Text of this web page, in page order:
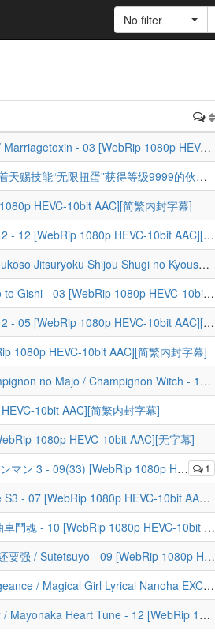
No filter
[LoliHouse] 婚姻剧毒 / 婚姻劇毒 / マリッジトキシン / Marriagetoxin - 03 [WebRip 1080p HEVC-10bit AAC][简繁内封字幕]
[LoliHouse] 差点在迷宫深处被信任的伙伴杀掉，但靠着天赐技能“无限扭蛋”获得等级9999的伙伴 / Mugen Gacha [01-12 合集][WebRip 1080p HEVC-10bit AAC][简繁内封字幕][Fin]
HEVC-10bit AAC][简繁内封字幕]
[LoliHouse] 异世界悠闲农家 2 / Isekai Nonbiri Nouka 2 - 12 [WebRip 1080p HEVC-10bit AAC][简繁内封字幕][END]
[LoliHouse] 欢迎来到实力至上主义的教室 第四季 / Youkoso Jitsuryoku Shijou Shugi no Kyoushitsu e S4 - 14 [WebRip 1080p HEVC-10bit AAC][简繁内封字幕]
[LoliHouse] 不虐待我的继母与继姐 / Ibitte Konai Gibo to Gishi - 03 [WebRip 1080p HEVC-10bit AAC][简繁内封字幕]
[LoliHouse] 异世界悠闲农家 2 / Isekai Nonbiri Nouka 2 - 05 [WebRip 1080p HEVC-10bit AAC][简繁内封字幕]
1080p HEVC-10bit AAC][简繁内封字幕]
[LoliHouse] 蘑菇魔女 / シャンピニオンの魔女 / Champignon no Majo / Champignon Witch - 11 [WebRip 1080p HEVC-10bit AAC][简繁内封字幕]
10bit AAC][简繁内封字幕]
1080p HEVC-10bit AAC][无字幕]
1
1080p HEVC-10bit AAC][简繁内封字幕]
[LoliHouse] 致不灭的你 第三季 / Fumetsu no Anata e S3 - 07 [WebRip 1080p HEVC-10bit AAC][简繁内封字幕]
[LoliHouse] MF GHOST 3rd Season / 极速车魂 / 燃油車鬥魂 - 10 [WebRip 1080p HEVC-10bit AAC][简繁内封字幕]
[LoliHouse] 明明只是暗杀者，我的面板数值却比勇者还要强 / Sutetsuyo - 09 [WebRip 1080p HEVC-10bit AAC][简繁内封字幕]
[LoliHouse] 魔法少女奈叶 EXCEEDS Gun Blaze Vengeance / Magical Girl Lyrical Nanoha EXCEEDS Gun Blaze Vengeance - 01 [WebRip 1080p HEVC-10bit AAC][简繁内封字幕]
[澄空学园&动漫国字幕组&LoliHouse] 午夜的倾心旋律 / Mayonaka Heart Tune - 12 [WebRip 1080p HEVC-10bit AAC][简繁内封字幕][END]